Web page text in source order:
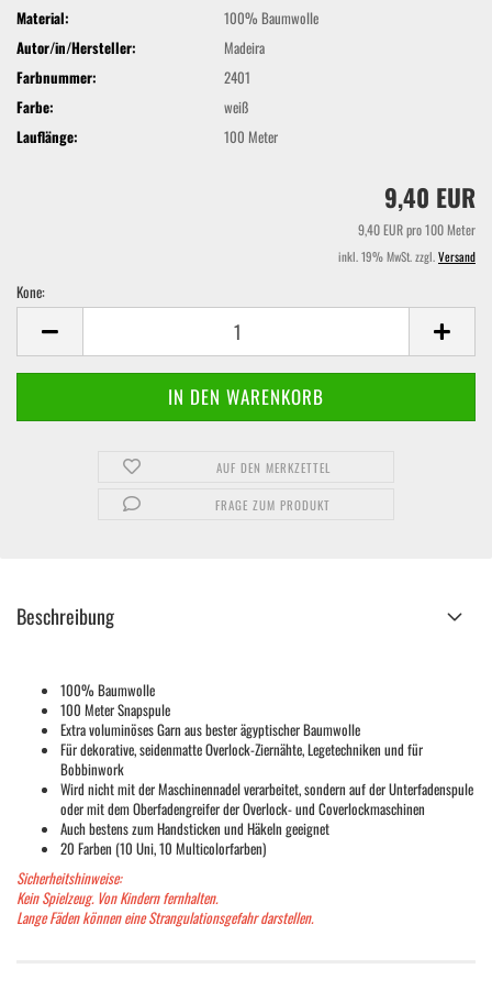
Material:
100% Baumwolle
Autor/in/Hersteller:
Madeira
Farbnummer:
2401
Farbe:
weiß
Lauflänge:
100 Meter
9,40 EUR
9,40 EUR pro 100 Meter
inkl. 19% MwSt. zzgl.Versand
Kone:
AUF DEN MERKZETTEL
FRAGE ZUM PRODUKT
Beschreibung
100% Baumwolle
100 Meter Snapspule
Extra voluminöses Garn aus bester ägyptischer Baumwolle
Für dekorative, seidenmatte Overlock-Ziernähte, Legetechniken und für
Bobbinwork
Wird nicht mit der Maschinennadel verarbeitet, sondern auf der Unterfadenspule
oder mit dem Oberfadengreifer der Overlock- und Coverlockmaschinen
Auch bestens zum Handsticken und Häkeln geeignet
20 Farben (10 Uni, 10 Multicolorfarben)
Sicherheitshinweise:
Kein Spielzeug. Von Kindern fernhalten.
Lange Fäden können eine Strangulationsgefahr darstellen.